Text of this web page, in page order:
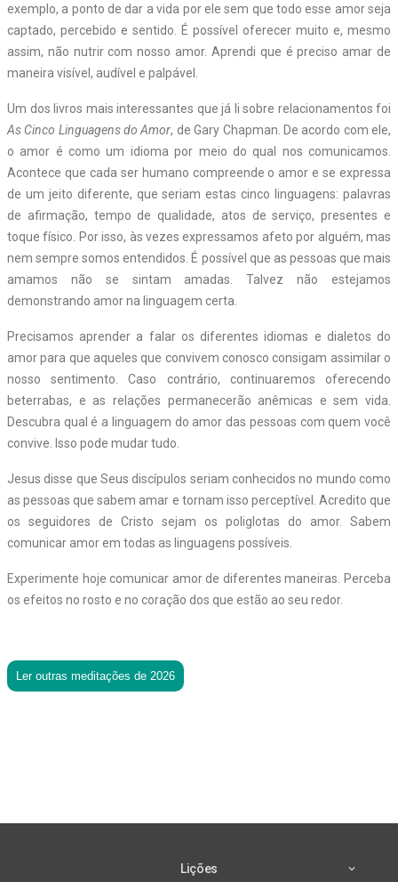
exemplo, a ponto de dar a vida por ele sem que todo esse amor seja
captado, percebido e sentido. É possível oferecer muito e, mesmo
assim, não nutrir com nosso amor. Aprendi que é preciso amar de
maneira visível, audível e palpável.
Um dos livros mais interessantes que já li sobre relacionamentos foi
As Cinco Linguagens do Amor, de Gary Chapman. De acordo com ele,
o amor é como um idioma por meio do qual nos comunicamos.
Acontece que cada ser humano compreende o amor e se expressa
de um jeito diferente, que seriam estas cinco linguagens: palavras
de afirmação, tempo de qualidade, atos de serviço, presentes e
toque físico. Por isso, às vezes expressamos afeto por alguém, mas
nem sempre somos entendidos. É possível que as pessoas que mais
amamos não se sintam amadas. Talvez não estejamos
demonstrando amor na linguagem certa.
Precisamos aprender a falar os diferentes idiomas e dialetos do
amor para que aqueles que convivem conosco consigam assimilar o
nosso sentimento. Caso contrário, continuaremos oferecendo
beterrabas, e as relações permanecerão anêmicas e sem vida.
Descubra qual é a linguagem do amor das pessoas com quem você
convive. Isso pode mudar tudo.
Jesus disse que Seus discípulos seriam conhecidos no mundo como
as pessoas que sabem amar e tornam isso perceptível. Acredito que
os seguidores de Cristo sejam os poliglotas do amor. Sabem
comunicar amor em todas as linguagens possíveis.
Experimente hoje comunicar amor de diferentes maneiras. Perceba
os efeitos no rosto e no coração dos que estão ao seu redor.
Ler outras meditações de 2026
Lições